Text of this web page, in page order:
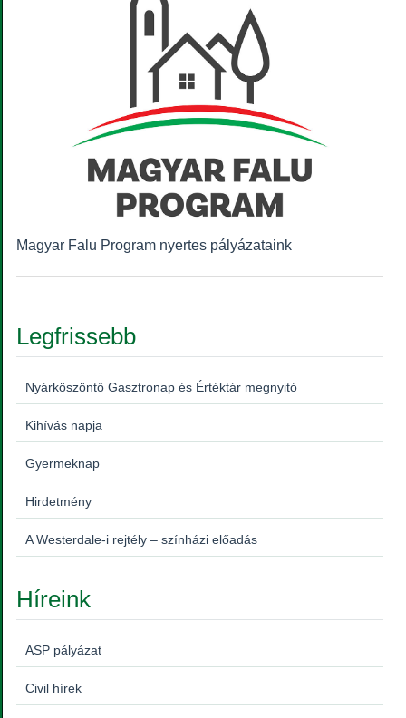
Magyar Falu Program nyertes pályázataink
Legfrissebb
Nyárköszöntő Gasztronap és Értéktár megnyitó
Kihívás napja
Gyermeknap
Hirdetmény
A Westerdale-i rejtély – színházi előadás
Híreink
ASP pályázat
Civil hírek